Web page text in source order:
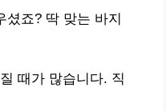
셨죠? 딱 맞는 바지
때가 많습니다. 직